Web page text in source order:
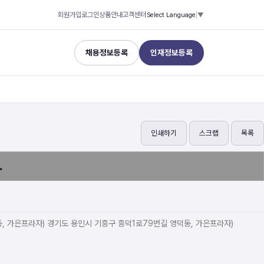
회원가입 로그인상품안내고객센터 Select Language ▼
채용정보등록 인재정보등록
인쇄하기 스크랩 목록
, 가은프라자) 경기도 용인시 기흥구 흥덕1로79번길 영덕동, 가은프라자)